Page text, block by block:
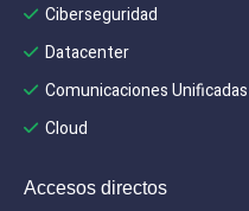
Ciberseguridad
Datacenter
Comunicaciones Unificadas
Cloud
Accesos directos